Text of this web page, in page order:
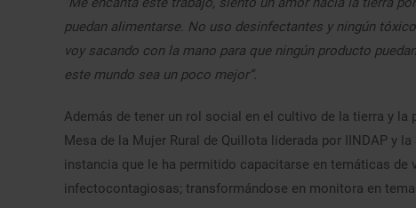
puedan alimentarse. No uso desinfectantes y ningún
voy sacando con la mano para que ningún producto
este mundo sea un poco mejor”.
Además de tener un rol social en el cultivo de la tierra y
Mesa de la Mujer Rural de Quillota liderada por IINDAP y
instancia que le ha permitido capacitarse en temáticas de
infectocontagiosas; transformándose en monitora en